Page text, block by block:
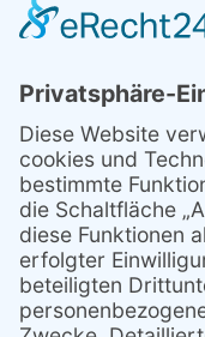
Nordlandweg 94
Kontakt
Telefon: +49 40
Telefax: +49 40